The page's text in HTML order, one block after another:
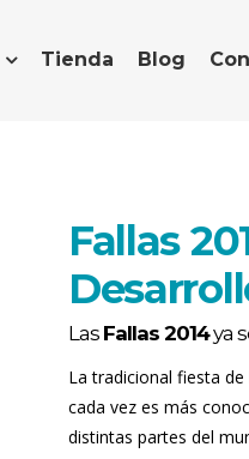
Tienda Blog
Fallas
Las Fallas 2014ya
La tradicional fiesta de
cada vez es más
distintas partes del